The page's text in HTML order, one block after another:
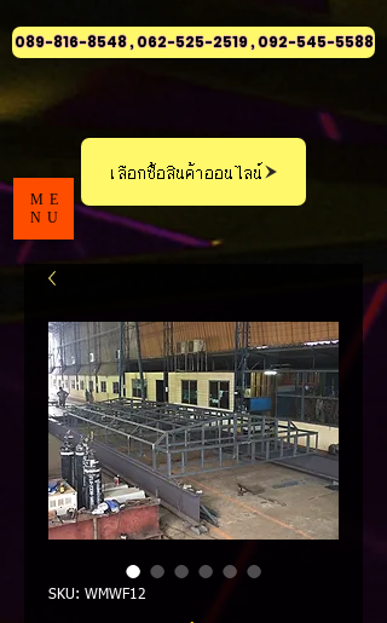
089-816-8548 , 062-525-2519 , 092-545-5588
เลือกซื้อสินค้าออนไลน์
ME
NU
SKU: WMWF12